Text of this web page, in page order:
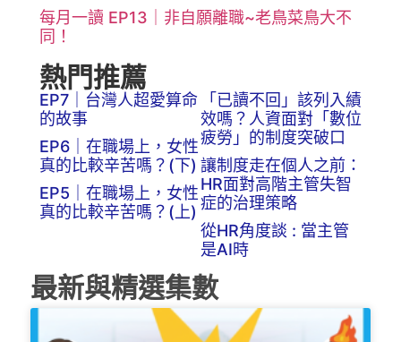
每月一讀 EP13｜非自願離職~老鳥菜鳥大不
同！
熱門推薦
EP7｜台灣人超愛算命
的故事
EP6｜在職場上，女性
真的比較辛苦嗎？(下)
EP5｜在職場上，女性
真的比較辛苦嗎？(上)
「已讀不回」該列入績
效嗎？人資面對「數位
疲勞」的制度突破口
讓制度走在個人之前：
HR面對高階主管失智
症的治理策略
從HR角度談 : 當主管
是AI時
最新與精選集數